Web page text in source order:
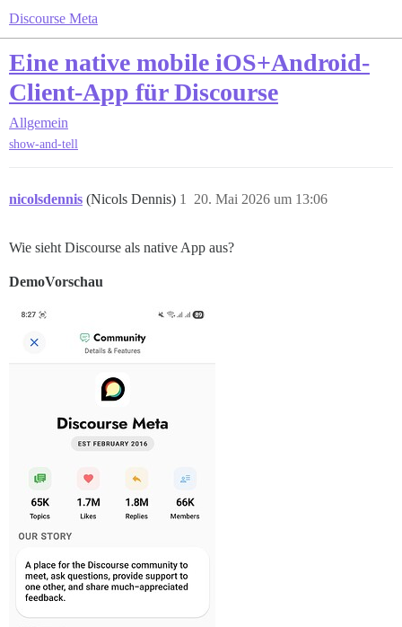
Discourse Meta
Eine native mobile iOS+Android-
Client-App für Discourse
Allgemein
show-and-tell
nicolsdennis (Nicols Dennis) 20. Mai 2026 um 13:06
1
Wie sieht Discourse als native App aus?
DemoVorschau